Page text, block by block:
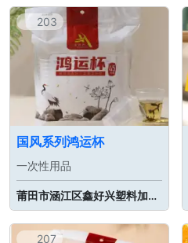
203
国风系列鸿运杯
一次性用品
莆田市涵江区鑫好兴塑料加工厂
207